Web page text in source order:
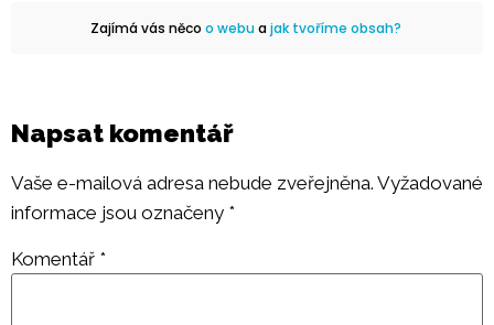
Zajímá vás něco o webuajak tvoříme obsah?
Napsat komentář
Vaše e-mailová adresa nebude zveřejněna. Vyžadované
informace jsou označeny *
Komentář *